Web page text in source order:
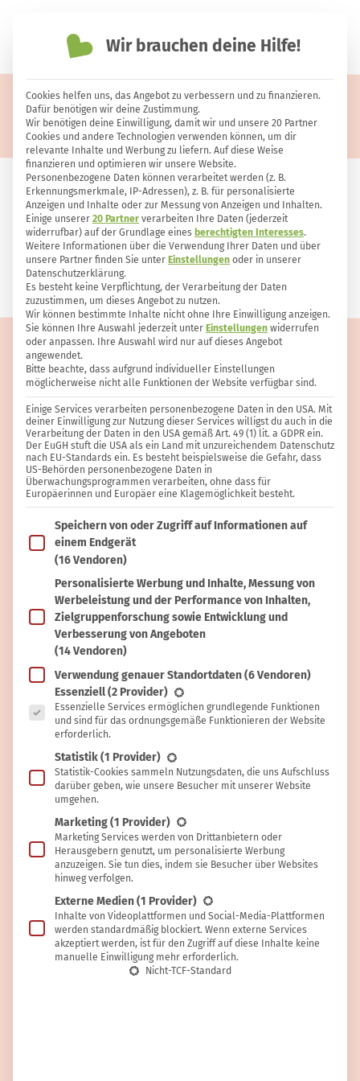
einfach nachhaltiger leben
Selber machen
Unsere liebsten Ideen: einfach
selbst gemacht
KÖRPERPFLEGE Danielle Fröhlich
Deodorant ohne Aluminium selbst
herstellen – so einfach geht’s
HAUSHALT Renate Strauss
Mückenspray selber machen – in 30
Sekunden
Wir brauchen deine Hilfe!
Cookies helfen uns, das Angebot zu verbessern und zu finanzieren.
Dafür benötigen wir deine Zustimmung.
Wir benötigen deine Einwilligung, damit wir und unsere 20 Partner
Cookies und andere Technologien verwenden können, um dir
relevante Inhalte und Werbung zu liefern. Auf diese Weise
finanzieren und optimieren wir unsere Website.
Personenbezogene Daten können verarbeitet werden (z. B.
Erkennungsmerkmale, IP-Adressen), z. B. für personalisierte
Anzeigen und Inhalte oder zur Messung von Anzeigen und Inhalten.
Einige unserer 20 Partner verarbeiten Ihre Daten (jederzeit
widerrufbar) auf der Grundlage eines berechtigten Interesses.
Weitere Informationen über die Verwendung Ihrer Daten und über
unsere Partner finden Sie unter Einstellungen oder in unserer
Datenschutzerklärung.
Es besteht keine Verpflichtung, der Verarbeitung der Daten
zuzustimmen, um dieses Angebot zu nutzen.
Wir können bestimmte Inhalte nicht ohne Ihre Einwilligung anzeigen.
Sie können Ihre Auswahl jederzeit unter Einstellungen widerrufen
oder anpassen. Ihre Auswahl wird nur auf dieses Angebot
angewendet.
Bitte beachte, dass aufgrund individueller Einstellungen
möglicherweise nicht alle Funktionen der Website verfügbar sind.
Einige Services verarbeiten personenbezogene Daten in den USA. Mit
deiner Einwilligung zur Nutzung dieser Services willigst du auch in die
Verarbeitung der Daten in den USA gemäß Art. 49 (1) lit. a GDPR ein.
Der EuGH stuft die USA als ein Land mit unzureichendem Datenschutz
nach EU-Standards ein. Es besteht beispielsweise die Gefahr, dass
US-Behörden personenbezogene Daten in
Überwachungsprogrammen verarbeiten, ohne dass für
Europäerinnen und Europäer eine Klagemöglichkeit besteht.
Im Folgenden findest du eine Liste der Zwecke des IAB
Speichern von oder Zugriff auf Informationen auf
einem Endgerät
(16 Vendoren)
Personalisierte Werbung und Inhalte, Messung von
Werbeleistung und der Performance von Inhalten,
Zielgruppenforschung sowie Entwicklung und
Verbesserung von Angeboten
(14 Vendoren)
Verwendung genauer Standortdaten(6 Vendoren)
Es folgt eine Liste der Service-Gruppen, für die eine
Essenziell(2 Provider)
Essenzielle Services ermöglichen grundlegende Funktionen
und sind für das ordnungsgemäße Funktionieren der Website
erforderlich.
Statistik(1 Provider)
Statistik-Cookies sammeln Nutzungsdaten, die uns Aufschluss
darüber geben, wie unsere Besucher mit unserer Website
umgehen.
Marketing(1 Provider)
Marketing Services werden von Drittanbietern oder
Herausgebern genutzt, um personalisierte Werbung
anzuzeigen. Sie tun dies, indem sie Besucher über Websites
hinweg verfolgen.
Externe Medien(1 Provider)
Inhalte von Videoplattformen und Social-Media-Plattformen
werden standardmäßig blockiert. Wenn externe Services
akzeptiert werden, ist für den Zugriff auf diese Inhalte keine
manuelle Einwilligung mehr erforderlich.
Nicht-TCF-Standard